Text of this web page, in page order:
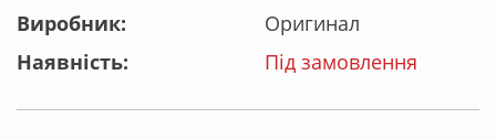
Виробник:
Оригинал
Наявність:
Під замовлення